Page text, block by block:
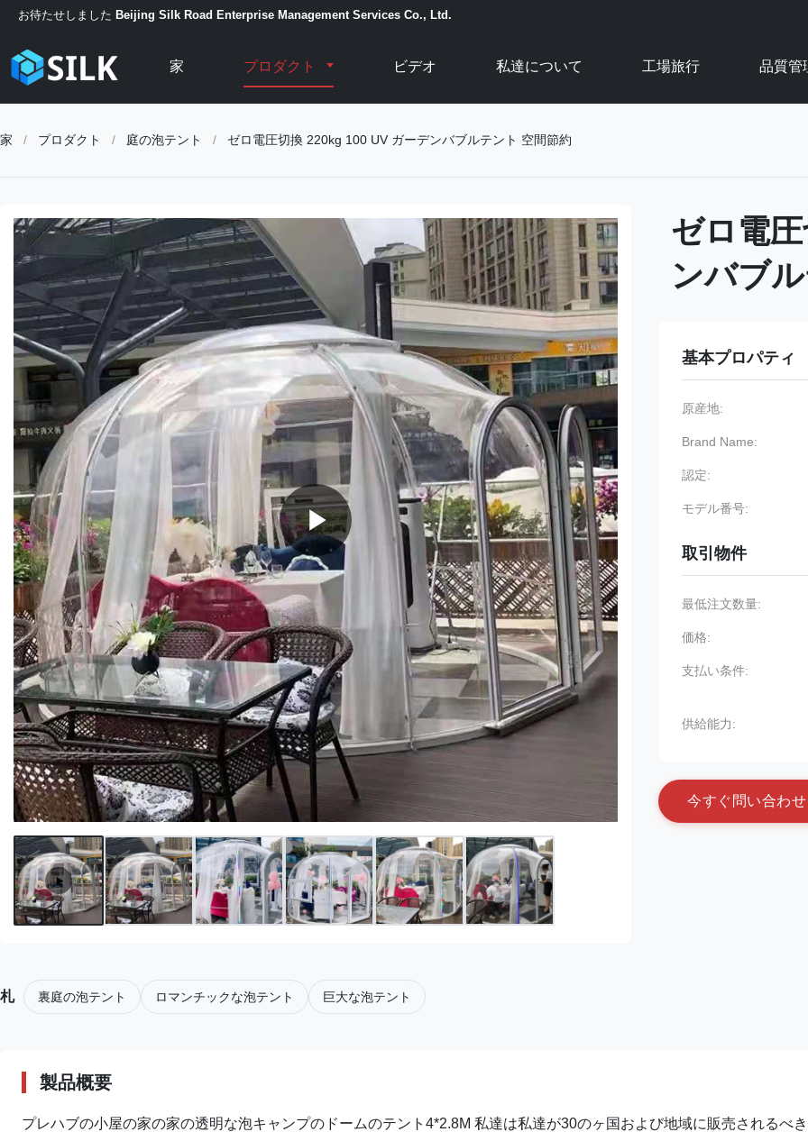
お待たせしました Beijing Silk Road Enterprise Management Services Co., Ltd.
家 プロダクト ビデオ 私達について 工場旅行 品質管
家 / プロダクト / 庭の泡テント / ゼロ電圧切換 220kg 100 UV ガーデンバブルテント 空間節約
ゼロ電
ンバブ
基本プロパティ
原産地:
Brand Name:
認定:
モデル番号:
取引物件
最低注文数量:
価格:
支払い条件:
供給能力:
今す ぐ 問い合わせ
札 裏庭の泡テント ロマンチックな泡テント 巨大な泡テント
製品概要
プレハブの小屋の家の家の透明な泡キャンプのドームのテント4*2.8M 私達は私達が30のヶ国および地域に販売されるべ